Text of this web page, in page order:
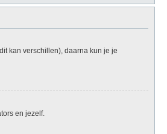
kan verschillen), daarna kun je je
en jezelf.